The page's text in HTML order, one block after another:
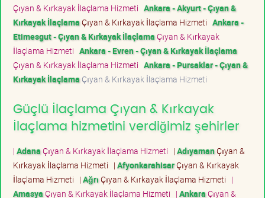
Çıyan & Kırkayak İlaçlama Hizmeti Ankara - Akyurt - Çıyan &
Kırkayak İlaçlamaÇıyan & Kırkayak İlaçlama Hizmeti Ankara -
Etimesgut - Çıyan & Kırkayak İlaçlamaÇıyan & Kırkayak
İlaçlama Hizmeti Ankara - Evren - Çıyan & Kırkayak İlaçlama
Çıyan & Kırkayak İlaçlama Hizmeti Ankara - Pursaklar - Çıyan &
Kırkayak İlaçlama Çıyan & Kırkayak İlaçlama Hizmeti
Güçlü İlaçlama Çıyan & Kırkayak
İlaçlama hizmetini verdiğimiz şehirler
| AdanaÇıyan & Kırkayak İlaçlama Hizmeti | AdıyamanÇıyan &
Kırkayak İlaçlama Hizmeti | AfyonkarahisarÇıyan & Kırkayak
İlaçlama Hizmeti | AğrıÇıyan & Kırkayak İlaçlama Hizmeti |
AmasyaÇıyan & Kırkayak İlaçlama Hizmeti | AnkaraÇıyan &